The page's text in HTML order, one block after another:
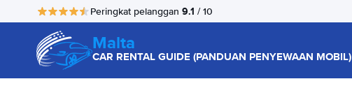
Peringkat pelanggan 9.1 / 10
Malta
CAR RENTAL GUIDE (PANDUAN PENYEWAAN MOBIL)